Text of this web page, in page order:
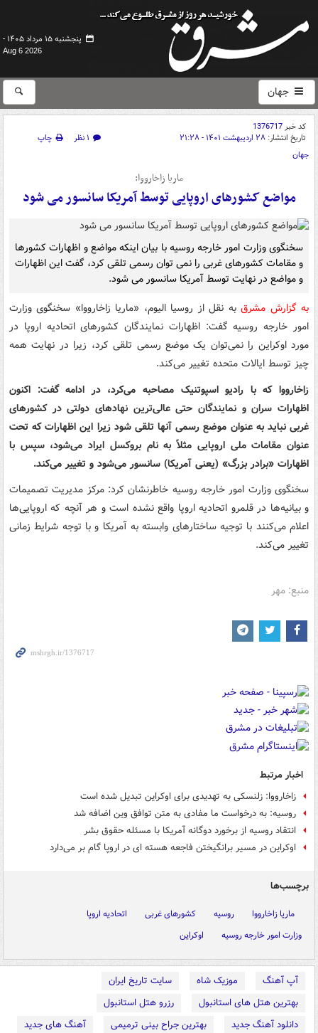
پنجشنبه ۱۵ مرداد ۱۴۰۵ -
Aug 6 2026
جهان
کد خبر1376717
تاریخ انتشار: ۲۸ اردیبهشت ۱۴۰۱ - ۲۱:۲۸ ۱ نظر
چاپ
جهان
ماریا زاخارووا:
مواضع کشورهای اروپایی توسط آمریکا سانسور می شود
سخنگوی وزارت امور خارجه روسیه با بیان اینکه مواضع و اظهارات کشورها
و مقامات کشورهای غربی را نمی توان رسمی تلقی کرد، گفت این اظهارات
و مواضع در نهایت توسط آمریکا سانسور می شود.
به گزارش مشرقبه نقل از روسیا الیوم، «ماریا زاخارووا» سخنگوی وزارت
امور خارجه روسیه گفت: اظهارات نمایندگان کشورهای اتحادیه اروپا در
مورد اوکراین را نمی‌توان یک موضع رسمی تلقی کرد، زیرا در نهایت همه
چیز توسط ایالات متحده تغییر می‌کند.
زاخارووا که با رادیو اسپوتنیک مصاحبه می‌کرد، در ادامه گفت: اکنون
اظهارات سران و نمایندگان حتی عالی‌ترین نهادهای دولتی در کشورهای
غربی نباید به عنوان موضع رسمی آنها تلقی شود زیرا این اظهارات که تحت
عنوان مقامات ملی اروپایی مثلاً به نام بروکسل ایراد می‌شود، سپس با
اظهارات «برادر بزرگ» (یعنی آمریکا) سانسور می‌شود و تغییر می‌کند.
سخنگوی وزارت امور خارجه روسیه خاطرنشان کرد: مرکز مدیریت تصمیمات
و بیانیه‌ها در قلمرو اتحادیه اروپا واقع نشده است و هر آنچه که اروپایی‌ها
اعلام می‌کنند با توجیه ساختارهای وابسته به آمریکا و با توجه شرایط زمانی
تغییر می‌کند.
منبع: مهر
اخبار مرتبط
زاخارووا: زلنسکی به تهدیدی برای اوکراین تبدیل شده است
روسیه: به درخواست ما مفادی به متن توافق وین اضافه شد
انتقاد روسیه از برخورد دوگانه آمریکا با مسئله حقوق بشر
اوکراین در مسیر برانگیختن فاجعه هسته ای در اروپا گام بر می‌دارد
برچسب‌ها
ماریا زاخارووا روسیه کشورهای غربی
اتحادیه اروپا
وزارت امور خارجه روسیه
اوکراین
آپ آهنگ موزیک شاه
سایت تاریخ ایران
بهترین هتل های استانبول
رزرو هتل استانبول
دانلود آهنگ جدید
بهترین جراح بینی ترمیمی
آهنگ های جدید